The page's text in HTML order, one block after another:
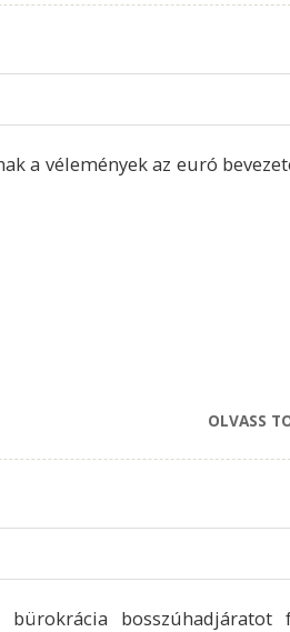
a vélemények az euró
OLVASS
bosszúhadjáratot